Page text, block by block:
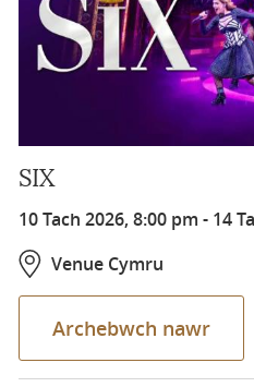
SIX
10 Tach 2026, 8:00 pm - 14
Venue Cymru
Archebwch nawr